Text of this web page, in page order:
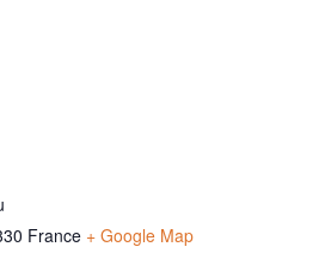
France + Google Map